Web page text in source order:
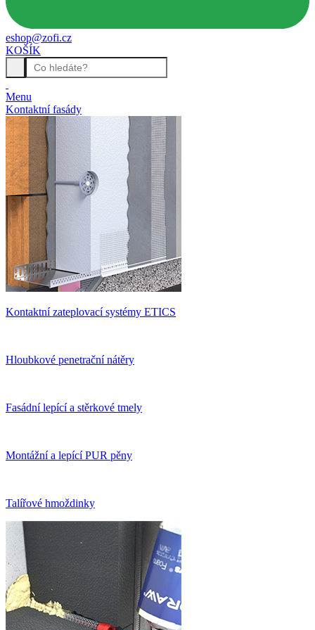
eshop@zofi.cz
KOŠÍK
Menu
Kontaktní fasády
Kontaktní zateplovací systémy ETICS
Hloubkové penetrační nátěry
Fasádní lepící a stěrkové tmely
Montážní a lepící PUR pěny
Talířové hmoždinky